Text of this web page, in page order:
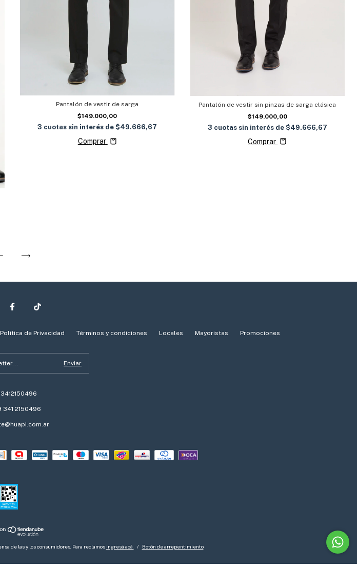
Pantalón de vestir de sarga
$149.000,00
3 cuotas sin interés de$49.666,67
Comprar
Pantalón de vestir sin pinzas de sarga clásica
$149.000,00
3 cuotas sin interés de $49.666,67
Comprar
Politica de Privacidad Términos y condiciones Locales Mayoristas Promociones
341 2150496
de las y los consumidores. Para reclamos ingresá acá. / Botón de arrepentimiento